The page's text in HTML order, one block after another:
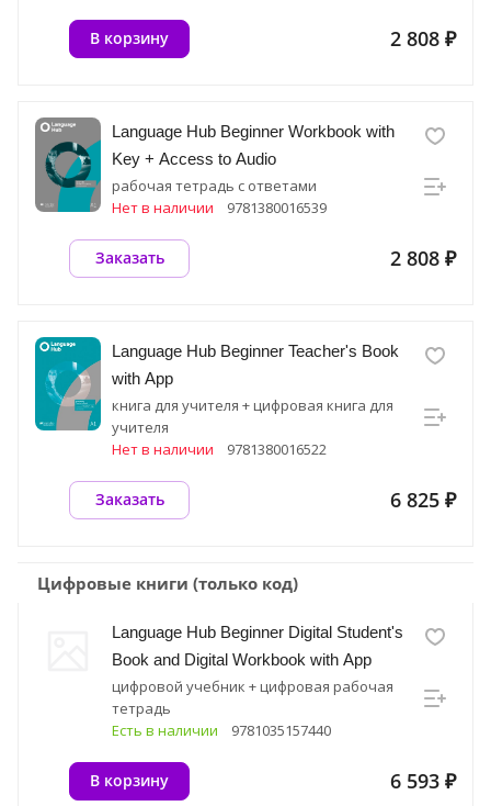
2 808 ₽
В корзину
Language Hub Beginner Workbook with
Key + Access to Audio
рабочая тетрадь с ответами
Нет в наличии
9781380016539
2 808 ₽
Заказать
Language Hub Beginner Teacher's Book
with App
книга для учителя + цифровая книга для
учителя
Нет в наличии
9781380016522
6 825 ₽
Заказать
Цифровые книги (только код)
Language Hub Beginner Digital Student's
Book and Digital Workbook with App
цифровой учебник + цифровая рабочая
тетрадь
Есть в наличии
9781035157440
6 593 ₽
В корзину